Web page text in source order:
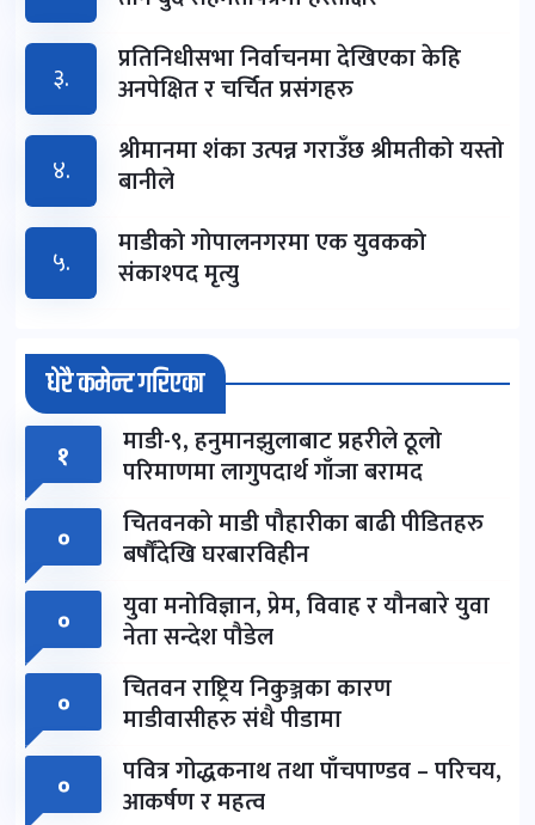
३.
प्रतिनिधीसभा निर्वाचनमा देखिएका केहि
अनपेक्षित र चर्चित प्रसंगहरु
४.
श्रीमानमा शंका उत्पन्न गराउँछ श्रीमतीको यस्तो
बानीले
५.
माडीको गोपालनगरमा एक युवकको
संकाश्पद मृत्यु
धेरै कमेन्ट गरिएका
१ माडी-९, हनुमानझुलाबाट प्रहरीले ठूलो
परिमाणमा लागुपदार्थ गाँजा बरामद
०
चितवनको माडी पौहारीका बाढी पीडितहरु
बर्षौंदेखि घरबारविहीन
०
युवा मनोविज्ञान, प्रेम, विवाह र यौनबारे युवा
नेता सन्देश पौडेल
०
चितवन राष्ट्रिय निकुञ्जका कारण
माडीवासीहरु संधै पीडामा
०
पवित्र गोद्धकनाथ तथा पाँचपाण्डव – परिचय,
आकर्षण र महत्व